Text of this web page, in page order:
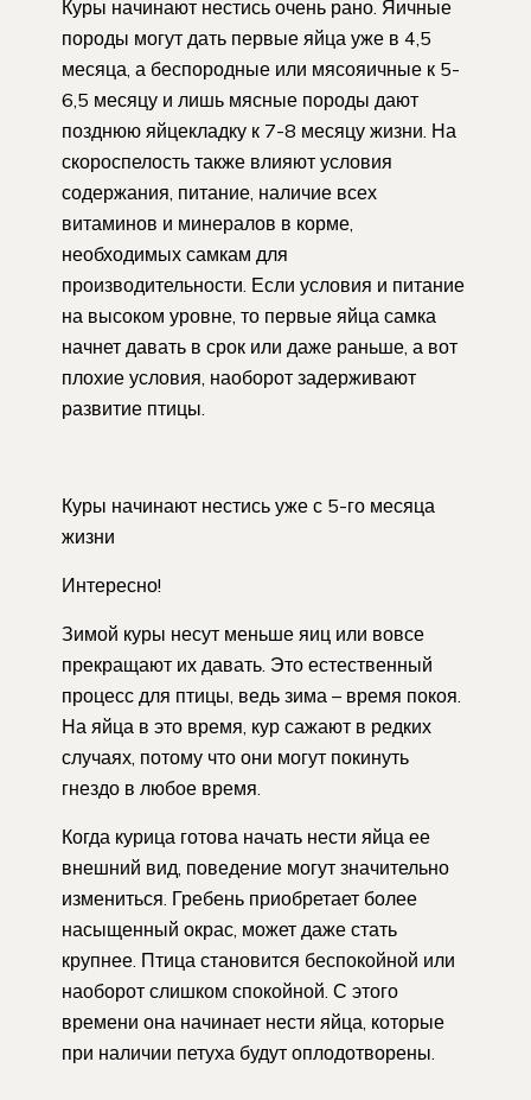
Куры начинают нестись очень рано. Яичные
породы могут дать первые яйца уже в 4,5
месяца, а беспородные или мясояичные к 5-
6,5 месяцу и лишь мясные породы дают
позднюю яйцекладку к 7-8 месяцу жизни. На
скороспелость также влияют условия
содержания, питание, наличие всех
витаминов и минералов в корме,
необходимых самкам для
производительности. Если условия и питание
на высоком уровне, то первые яйца самка
начнет давать в срок или даже раньше, а вот
плохие условия, наоборот задерживают
развитие птицы.
Куры начинают нестись уже с 5-го месяца
жизни
Интересно!
Зимой куры несут меньше яиц или вовсе
прекращают их давать. Это естественный
процесс для птицы, ведь зима – время покоя.
На яйца в это время, кур сажают в редких
случаях, потому что они могут покинуть
гнездо в любое время.
Когда курица готова начать нести яйца ее
внешний вид, поведение могут значительно
измениться. Гребень приобретает более
насыщенный окрас, может даже стать
крупнее. Птица становится беспокойной или
наоборот слишком спокойной. С этого
времени она начинает нести яйца, которые
при наличии петуха будут оплодотворены.